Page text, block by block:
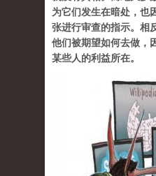
为它们发生在暗处，也
张进行审查的指示。相
他们被期望如何去做，
某些人的利益所在。